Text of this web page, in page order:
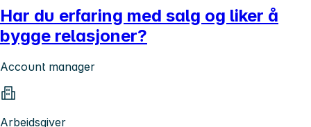
Har du erfaring med salg og liker å
bygge relasjoner?
Account manager
Arbeidsgiver